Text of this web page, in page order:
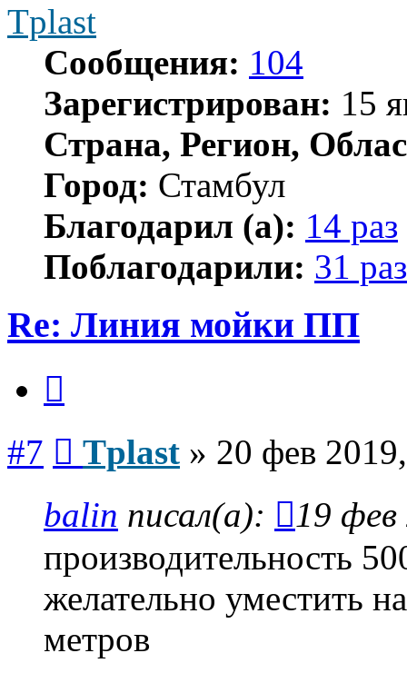
Tplast
Сообщения: 104
Зарегистрирован: 15
Страна, Регион,
Город: Стамбул
Благодарил (а): 14 раз
Поблагодарили: 31 раз
Re: Линия мойки ПП
#7 Tplast » 20 фев
balin писал(а):
19
производительность
желательно уместить
метров